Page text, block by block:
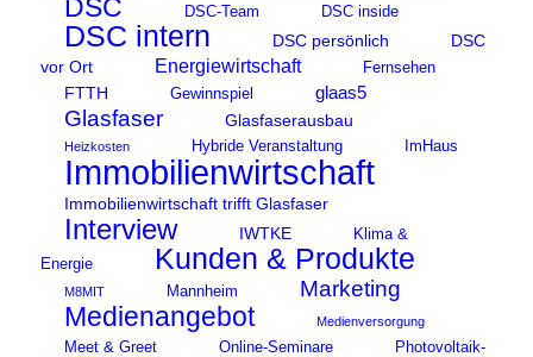
DSC DSC-Team DSC inside
DSC intern DSC persönlich
DSC
vor Ort
Energiewirtschaft Fernsehen
FTTH Gewinnspiel glaas5
Glasfaser Glasfaserausbau
Heizkosten Hybride Veranstaltung ImHaus
Immobilienwirtschaft
Immobilienwirtschaft trifft Glasfaser
Interview IWTKE
Klima &
Energie
Kunden & Produkte
M8MIT Mannheim Marketing
Medienangebot Medienversorgung
Meet & Greet Online-Seminare
Photovoltaik-